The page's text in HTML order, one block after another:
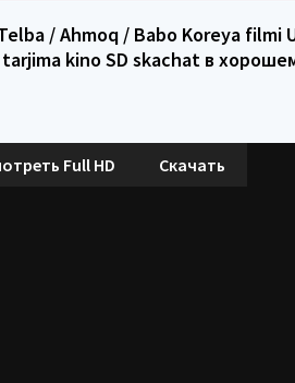
/ Ahmoq / Babo Koreya filmi
tarjima kino SD skachat в
Full HD Скачать